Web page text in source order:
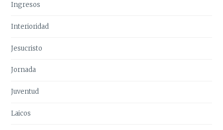
Ingresos
Interioridad
Jesucristo
Jornada
Juventud
Laicos